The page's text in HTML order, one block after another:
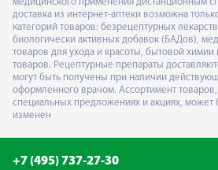
доставка из интернет-аптеки возможна
категорий товаров: безрецептурных
биологически активных добавок (БАДов),
товаров для ухода и красоты, бытовой химии
товаров. Рецептурные препараты
могут быть получены при наличии
оформленного врачом. Ассортимент
специальных предложениях и акциях, может
изменен
+7 (495) 737-27-30